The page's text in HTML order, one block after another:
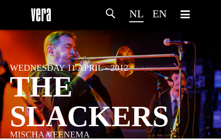
NL EN
WEDNESDAY 11 APRIL - 2012
THE
SLACKERS
MISCHA VEENEMA